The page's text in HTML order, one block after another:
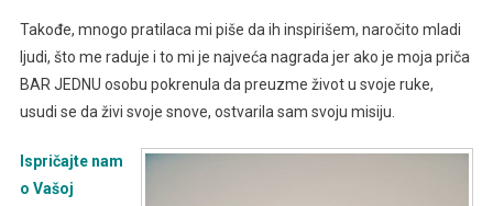
Takođe, mnogo pratilaca mi piše da ih inspirišem, naročito mladi
ljudi, što me raduje i to mi je najveća nagrada jer ako je moja priča
BAR JEDNU osobu pokrenula da preuzme život u svoje ruke,
usudi se da živi svoje snove, ostvarila sam svoju misiju.
Ispričajte nam
o Vašoj